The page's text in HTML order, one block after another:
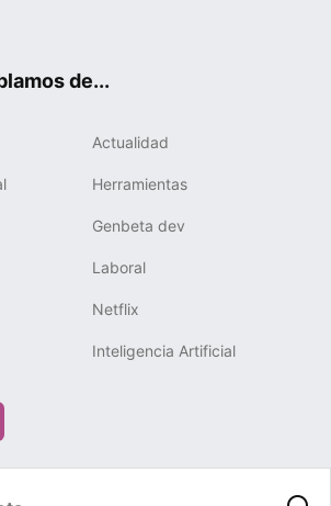
de...
Actualidad
Herramientas
Genbeta dev
Laboral
Netflix
Inteligencia Artificial